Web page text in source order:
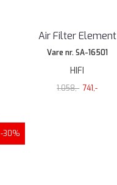
Air Filter Element
Vare nr. SA-16501
HIFI
1.058,- 741,-
-30%